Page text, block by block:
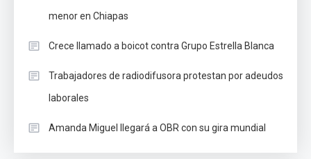
menor en Chiapas
Crece llamado a boicot contra Grupo Estrella Blanca
Trabajadores de radiodifusora protestan por adeudos
laborales
Amanda Miguel llegará a OBR con su gira mundial